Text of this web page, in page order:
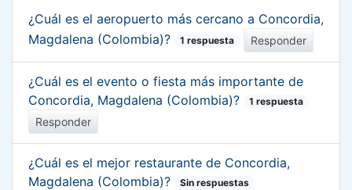
¿Cuál es el aeropuerto más cercano a Concordia,
Magdalena (Colombia)?
1 respuesta Responder
¿Cuál es el evento o fiesta más importante de
Concordia, Magdalena (Colombia)?
1 respuesta
Responder
¿Cuál es el mejor restaurante de Concordia,
Magdalena (Colombia)?
Sin respuestas